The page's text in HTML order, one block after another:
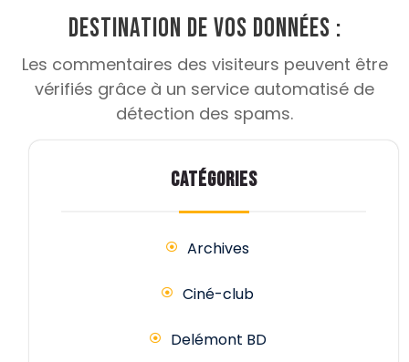
Destination de vos données :
Les commentaires des visiteurs peuvent être
vérifiés grâce à un service automatisé de
détection des spams.
CATÉGORIES
Archives
Ciné-club
Delémont BD